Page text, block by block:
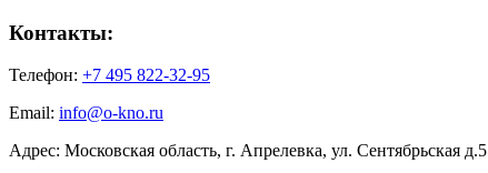
Контакты:
Телефон: +7 495 822-32-95
Email: info@o-kno.ru
Адрес: Московская область, г. Апрелевка, ул. Сентябрьская д.5